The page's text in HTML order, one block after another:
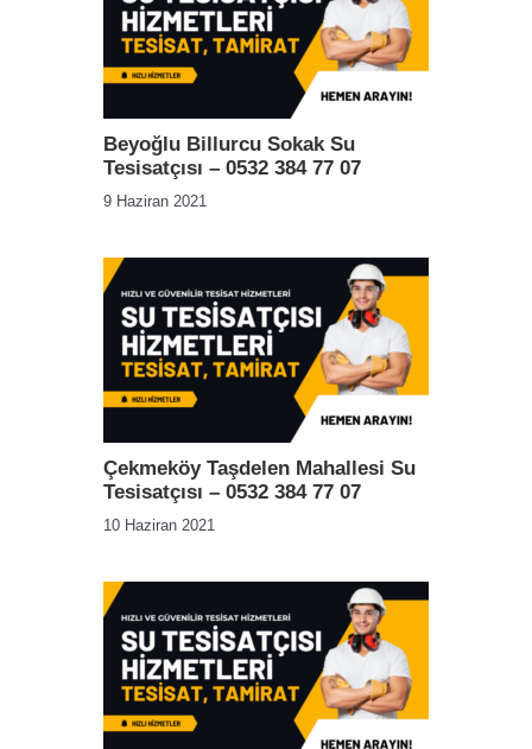
Beyoğlu Billurcu Sokak Su
Tesisatçısı – 0532 384 77 07
9 Haziran 2021
Çekmeköy Taşdelen Mahallesi Su
Tesisatçısı – 0532 384 77 07
10 Haziran 2021